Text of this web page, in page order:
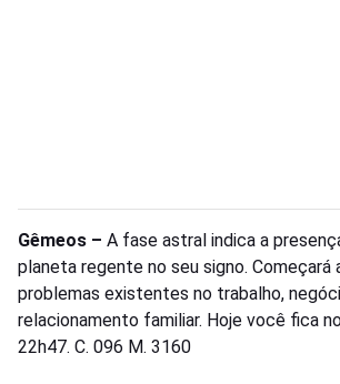
Gêmeos – A fase astral indica a
planeta regente no seu signo. Começará
problemas existentes no trabalho,
relacionamento familiar. Hoje você fica
22h47. C. 096 M. 3160